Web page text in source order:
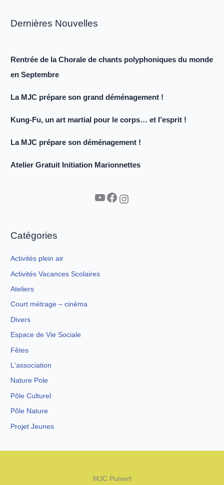
Dernières Nouvelles
Rentrée de la Chorale de chants polyphoniques du monde
en Septembre
La MJC prépare son grand déménagement !
Kung-Fu, un art martial pour le corps… et l’esprit !
La MJC prépare son déménagement !
Atelier Gratuit Initiation Marionnettes
YouTube Facebook Instagram
Catégories
Activités plein air
Activités Vacances Scolaires
Ateliers
Court métrage – cinéma
Divers
Espace de Vie Sociale
Fêtes
L'association
Nature Pole
Pôle Culturel
Pôle Nature
Projet Jeunes
MJC Puivert